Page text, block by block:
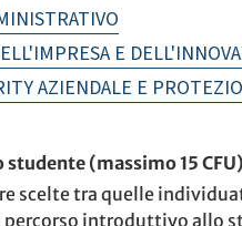
E
AZIENDALE E
(massimo 15 CFU)
scelte tra quelle
percorso introduttivo allo